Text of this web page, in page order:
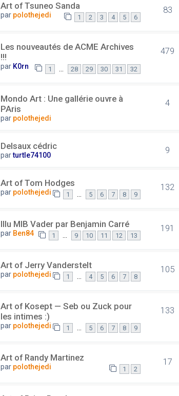
Art of Tsuneo Sanda
par polothejedi 1 2 3 4 5 6
83
Les nouveautés de ACME Archives
!!!
par K0rn 1 28 29 30 31 32
479
Mondo Art : Une gallérie ouvre à
PAris
par polothejedi
4
Delsaux cédric
parturtle74100 9
Art of Tom Hodges
par polothejedi 1 5 6 7 8 9
132
Illu MIB Vader par Benjamin Carré
par Ben84 1 9 10 11 12 13
191
Art of Jerry Vanderstelt
par polothejedi 1 4 5 6 7 8
105
Art of Kosept — Seb ou Zuck pour
les intimes :)
par polothejedi 1 … 5 6 7 8 9
133
Art of Randy Martinez
par polothejedi 1 2
17